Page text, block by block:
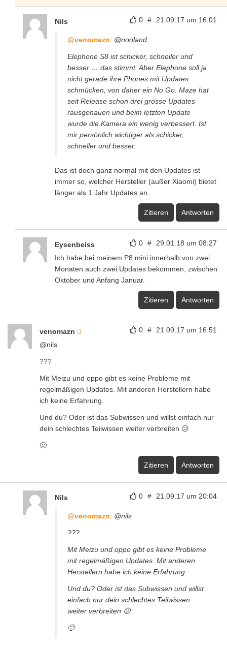
0 # 21.09.17 um 16:01
Nils
@venomazn: @nooland
Elephone S8 ist schicker, schneller und
besser … das stimmt. Aber Elephone soll ja
nicht gerade ihre Phones mit Updates
schmücken, von daher ein No Go. Maze hat
seit Release schon drei grosse Updates
rausgehauen und beim letzten Update
wurde die Kamera ein wenig verbessert. Ist
mir persönlich wichtiger als schicker,
schneller und besser.
Das ist doch ganz normal mit den Updates ist
immer so, welcher Hersteller (außer Xiaomi) bietet
länger als 1 Jahr Updates an..
Zitieren Antworten
0 # 29.01.18 um 08:27
Eysenbeiss
Ich habe bei meinem P8 mini innerhalb von zwei
Monaten auch zwei Updates bekommen, zwischen
Oktober und Anfang Januar.
Zitieren Antworten
0 # 21.09.17 um 16:51
venomazn
@nils
???
Mit Meizu und oppo gibt es keine Probleme mit
regelmäßigen Updates. Mit anderen Herstellern habe
ich keine Erfahrung.
Und du? Oder ist das Subwissen und willst einfach nur
dein schlechtes Teilwissen weiter verbreiten 😕
🙂
Zitieren Antworten
0 # 21.09.17 um 20:04
Nils
@venomazn: @nils
???
Mit Meizu und oppo gibt es keine Probleme
mit regelmäßigen Updates. Mit anderen
Herstellern habe ich keine Erfahrung.
Und du? Oder ist das Subwissen und willst
einfach nur dein schlechtes Teilwissen
weiter verbreiten 😕
🙂